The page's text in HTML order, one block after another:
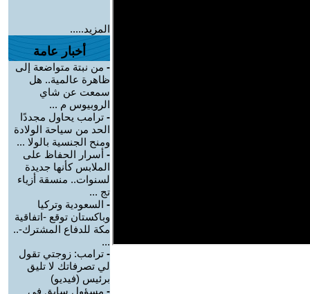
المزيد.....
أخبار عامة
- من نبتة متواضعة إلى
ظاهرة عالمية.. هل
سمعت عن شاي
الروبيوس م ...
- ترامب يحاول مجددًا
الحد من سياحة الولادة
ومنح الجنسية بالولا ...
- أسرار الحفاظ على
الملابس كأنها جديدة
لسنوات.. منسقة أزياء
تج ...
- السعودية وتركيا
وباكستان توقع -اتفاقية
مكة للدفاع المشترك-..
...
- ترامب: زوجتي تقول
لي تصرفاتك لا تليق
برئيس (فيديو)
- مسؤول سابق في